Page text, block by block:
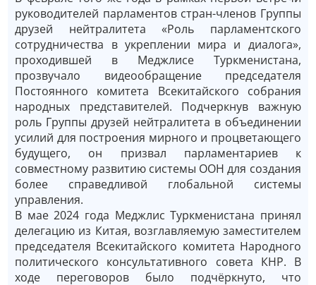
руководителей парламентов стран-членов Группы
друзей нейтралитета «Роль парламентского
сотрудничества в укреплении мира и диалога»,
проходившей в Меджлисе Туркменистана,
прозвучало видеообращение председателя
Постоянного комитета Всекитайского собрания
народных представителей. Подчеркнув важную
роль Группы друзей нейтралитета в объединении
усилий для построения мирного и процветающего
будущего, он призвал парламентариев к
совместному развитию системы ООН для создания
более справедливой глобальной системы
управления.
В мае 2024 года Меджлис Туркменистана принял
делегацию из Китая, возглавляемую заместителем
председателя Всекитайского комитета Народного
политического консультативного совета КНР. В
ходе переговоров было подчёркнуто, что